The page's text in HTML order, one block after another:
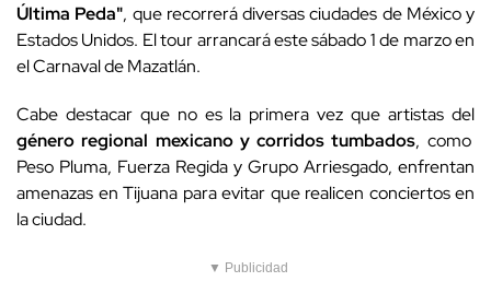
Última Peda", que recorrerá diversas ciudades de México y
Estados Unidos. El tour arrancará este sábado 1 de marzo en
el Carnaval de Mazatlán.
Cabe destacar que no es la primera vez que artistas del
género regional mexicano y corridos tumbados, como
Peso Pluma, Fuerza Regida y Grupo Arriesgado, enfrentan
amenazas en Tijuana para evitar que realicen conciertos en
la ciudad.
▼ Publicidad